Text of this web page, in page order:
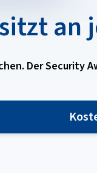
an
Der Security